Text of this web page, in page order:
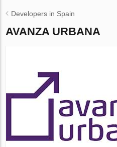
Developers in Spain
AVANZA URBANA